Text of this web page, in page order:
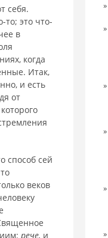
себя.
то; это что-
в
когда
Итак,
и есть
от
способ сей
веков
рече, и